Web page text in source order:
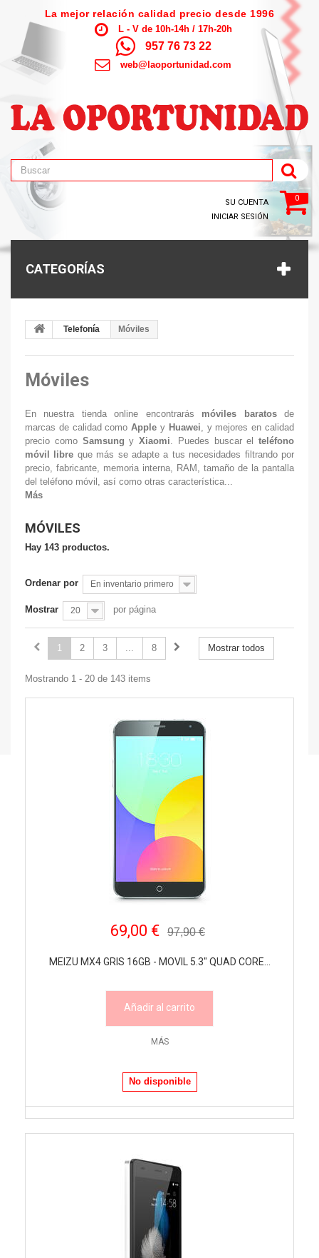
La mejor relación calidad precio desde 1996
L - V de 10h-14h / 17h-20h
957 76 73 22
web@laoportunidad.com
0
SU CUENTA
INICIAR SESIÓN
CATEGORÍAS
Telefonía Móviles
Móviles
En nuestra tienda online encontrarás móviles baratosde
marcas de calidad comoApple y Huawei, y mejores en calidad
precio como Samsung y Xiaomi. Puedes buscar el teléfono
móvil libre que más se adapte a tus necesidades filtrando por
precio, fabricante, memoria interna, RAM, tamaño de la pantalla
del teléfono móvil, así como otras característica...
Más
MÓVILES
Hay 143 productos.
Ordenar por En inventario primero
Mostrar 20 por página
Mostrar todos
1 2 3 ... 8
Mostrando 1 - 20 de 143 items
69,00 € 97,90 €
MEIZU MX4 GRIS 16GB - MOVIL 5.3" QUAD CORE...
Añadir al carrito
MÁS
No disponible